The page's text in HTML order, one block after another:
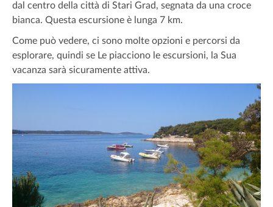
dal centro della città di Stari Grad, segnata da una croce
bianca. Questa escursione è lunga 7 km.
Come può vedere, ci sono molte opzioni e percorsi da
esplorare, quindi se Le piacciono le escursioni, la Sua
vacanza sarà sicuramente attiva.